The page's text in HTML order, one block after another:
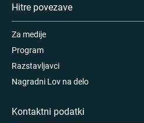
Hitre povezave
Za medije
Program
Razstavljavci
Nagradni Lov na delo
Kontaktni podatki